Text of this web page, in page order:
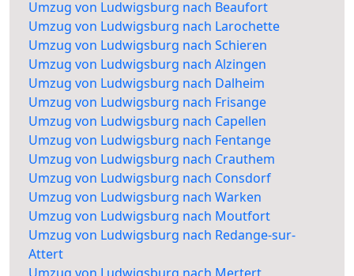
Umzug von Ludwigsburg nach Beaufort
Umzug von Ludwigsburg nach Larochette
Umzug von Ludwigsburg nach Schieren
Umzug von Ludwigsburg nach Alzingen
Umzug von Ludwigsburg nach Dalheim
Umzug von Ludwigsburg nach Frisange
Umzug von Ludwigsburg nach Capellen
Umzug von Ludwigsburg nach Fentange
Umzug von Ludwigsburg nach Crauthem
Umzug von Ludwigsburg nach Consdorf
Umzug von Ludwigsburg nach Warken
Umzug von Ludwigsburg nach Moutfort
Umzug von Ludwigsburg nach Redange-sur-
Attert